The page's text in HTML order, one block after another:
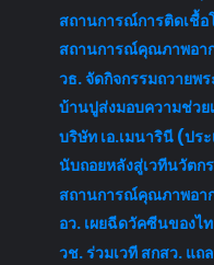
สถานการณ์การติดเชื้
สถานการณ์คุณภาพอา
วธ. จัดกิจกรรมถวายพ
บ้านปูส่งมอบความช่วย
บริษัท เอ.เมนารินี (ปร
นับถอยหลังสู่เวทีนวัต
สถานการณ์คุณภาพอา
อว. เผยฉีดวัคซีนของ
วช. ร่วมเวที สกสว. แ